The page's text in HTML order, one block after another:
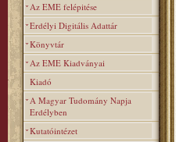
Az EME felépitése
Erdélyi Digitális Adattár
Könyvtár
Az EME Kiadványai
Kiadó
A Magyar Tudomány Napja
Erdélyben
Kutatóintézet